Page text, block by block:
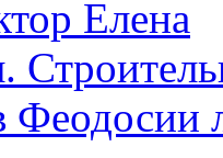
Елена
Феодосии